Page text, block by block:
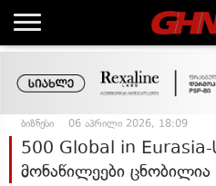
ბიზნესი 06 აპრილი 2026, 18:09
500 Global in Eurasia-ს
მონაწილეები ცნობილია